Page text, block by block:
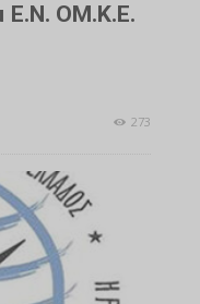
Ε.Ν. ΟΜ.Κ.Ε.
273